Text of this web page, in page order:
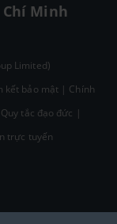
Chí Minh
Limited)
kết bảo mật | Chính
Quy tắc đạo đức |
trực tuyến